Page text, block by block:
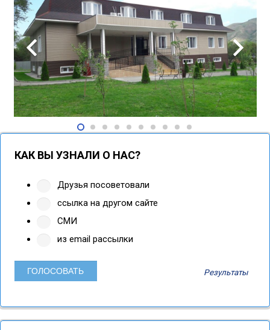
КАК ВЫ УЗНАЛИ О НАС?
Друзья посоветовали
ссылка на другом сайте
СМИ
из email рассылки
Результаты